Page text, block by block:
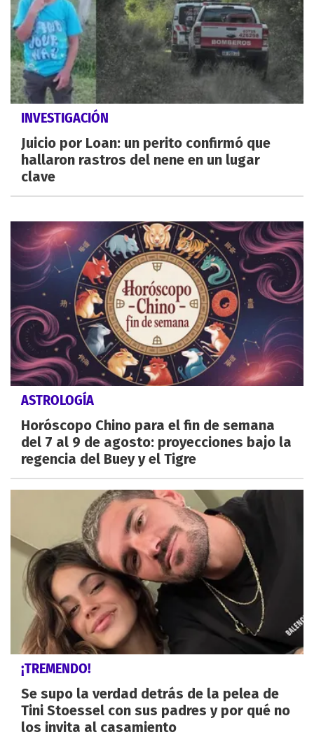
INVESTIGACIÓN
Juicio por Loan: un perito confirmó que
hallaron rastros del nene en un lugar
clave
ASTROLOGÍA
Horóscopo Chino para el fin de semana
del 7 al 9 de agosto: proyecciones bajo la
regencia del Buey y el Tigre
¡TREMENDO!
Se supo la verdad detrás de la pelea de
Tini Stoessel con sus padres y por qué no
los invita al casamiento